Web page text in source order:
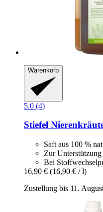
Warenkorb
5.0 (4)
Stiefel
Saft aus 100 %
Zur
Bei
16,90 € (16,90 € / l)
Zustellung bis 11.